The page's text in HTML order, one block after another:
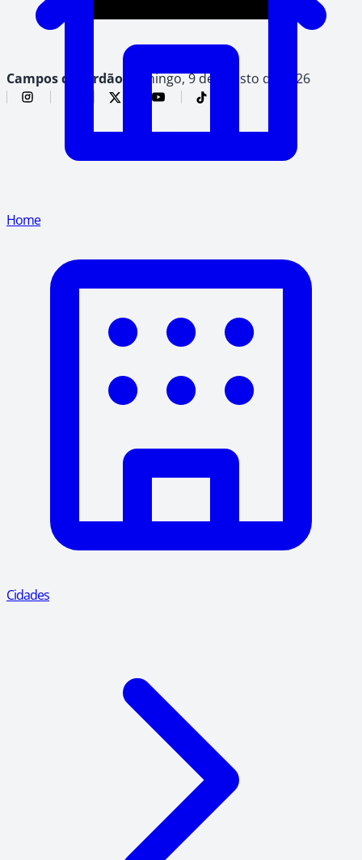
Campos do Jordão, domingo, 9 de agosto de 2026
Home
Cidades